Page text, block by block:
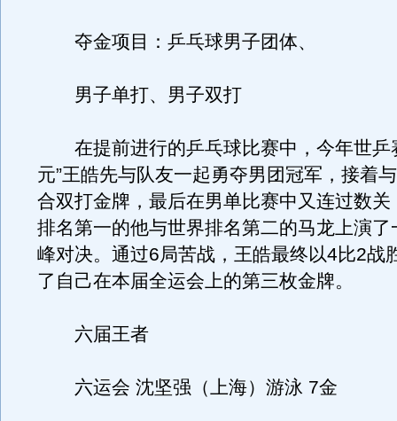
夺金项目：乒乓球男子团体、
男子单打、男子双打
在提前进行的乒乓球比赛中，今年世乒
元”王皓先与队友一起勇夺男团冠军，接着
合双打金牌，最后在男单比赛中又连过数关
排名第一的他与世界排名第二的马龙上演了
峰对决。通过6局苦战，王皓最终以4比2战
了自己在本届全运会上的第三枚金牌。
六届王者
六运会 沈坚强（上海）游泳 7金